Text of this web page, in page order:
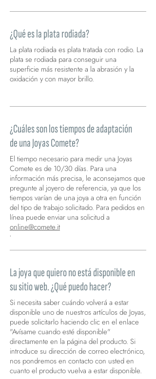
¿Qué es la plata rodiada?
La plata rodiada es plata tratada con rodio. La
plata se rodiada para conseguir una
superficie más resistente a la abrasión y la
oxidación y con mayor brillo.
¿Cuáles son los tiempos de adaptación
de una Joyas Comete?
El tiempo necesario para medir una Joyas
Comete es de 10/30 días. Para una
información más precisa, le aconsejamos que
pregunte al joyero de referencia, ya que los
tiempos varían de una joya a otra en función
del tipo de trabajo solicitado. Para pedidos en
línea puede enviar una solicitud a
online@comete.it
La joya que quiero no está disponible en
su sitio web. ¿Qué puedo hacer?
Si necesita saber cuándo volverá a estar
disponible uno de nuestros artículos de Joyas,
puede solicitarlo haciendo clic en el enlace
"Avísame cuando esté disponible"
directamente en la página del producto. Si
introduce su dirección de correo electrónico,
nos pondremos en contacto con usted en
cuanto el producto vuelva a estar disponible.